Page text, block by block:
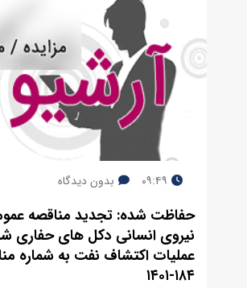
۰۹:۴۹ بدون دیدگاه
حفاظت شده: تجدید مناقصه
نیروی انسانی دکل های حفاری
عملیات اکتشاف نفت به شماره
۱۸۴-۱۴۰۱